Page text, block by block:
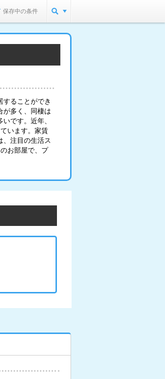
保存中の条件
することができ
が多く、同棲は
です。近年、
います。家賃
、注目の生活ス
お部屋で、プ